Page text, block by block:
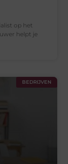
op het
helpt je
BEDRIJVEN